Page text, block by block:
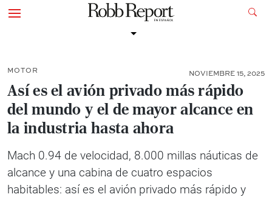
MOTOR NOVIEMBRE 15, 2025
Así es el avión privado más rápido
del mundo y el de mayor alcance en
la industria hasta ahora
Mach 0.94 de velocidad, 8.000 millas náuticas de
alcance y una cabina de cuatro espacios
habitables: así es el avión privado más rápido y